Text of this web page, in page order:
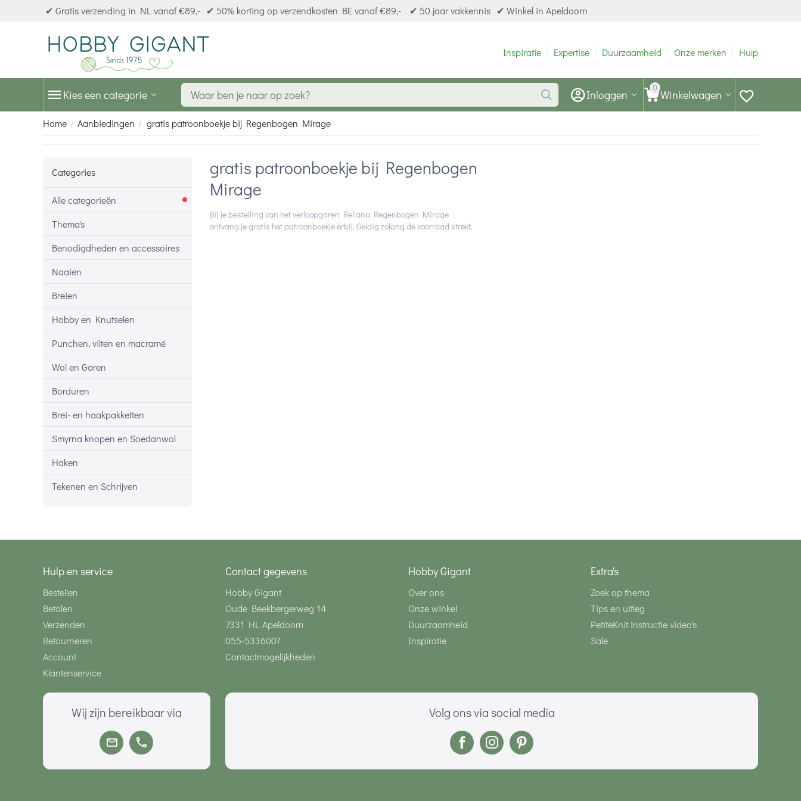
✔ Gratis verzending in NL vanaf €89,- ✔ 50% korting op verzendkosten BE vanaf €89,- ✔ 50 jaar vakkennis ✔ Winkel in Apeldoorn
Inspiratie Expertise Duurzaamheid Onze merken Hulp
Kies een categorie 0 Winkelwagen
Inloggen
Home / Aanbiedingen / gratis patroonboekje bij Regenbogen Mirage
gratis patroonboekje bij Regenbogen
Mirage
Bij je bestelling van het verloopgaren Rellana Regenbogen Mirage
ontvang je gratis het patroonboekje erbij. Geldig zolang de voorraad strekt.
Categories
Alle categorieën
Thema's
Benodigdheden en accessoires
Naaien
Breien
Hobby en Knutselen
Punchen, vilten en macramé
Wol en Garen
Borduren
Brei- en haakpakketten
Smyrna knopen en Soedanwol
Haken
Tekenen en Schrijven
Hulp en service
Bestellen
Betalen
Verzenden
Retourneren
Account
Klantenservice
Contact gegevens
Hobby Gigant
Oude Beekbergerweg 14
7331 HL Apeldoorn
055-5336007
Contactmogelijkheden
Hobby Gigant
Over ons
Onze winkel
Duurzaamheid
Inspiratie
Extra's
Zoek op thema
Tips en uitleg
PetiteKnit instructie video's
Sale
Wij zijn bereikbaar via Volg ons via social media